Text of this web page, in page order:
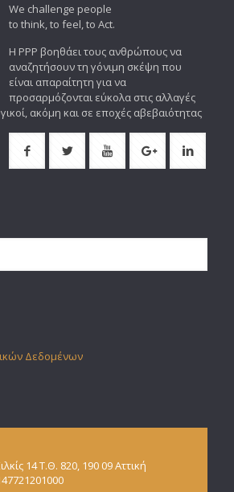
We challenge people
to think, to feel, to Act.
Η PPP βοηθάει τους ανθρώπους να
αναζητήσουν τη γόνιμη σκέψη που
είναι απαραίτητη για να
προσαρμόζονται εύκολα στις αλλαγές
ακόμη και σε εποχές αβεβαιότητας
Δεδομένων
14 Τ.Θ. 820, 190 09 Αττική